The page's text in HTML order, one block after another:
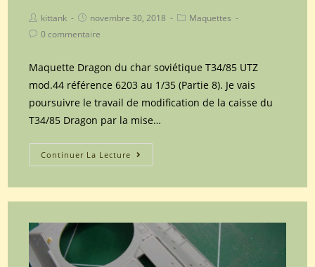
Post
author:
kittank
Postnovembre 30, 2018
PostMaquettes
Post0 commentaire
Maquette Dragon du char soviétique T34/85 UTZ
mod.44 référence 6203 au 1/35 (Partie 8). Je vais
poursuivre le travail de modification de la caisse du
T34/85 Dragon par la mise…
Continuer La Lecture
Dragon
du
char
soviétique
T34/85
UTZ